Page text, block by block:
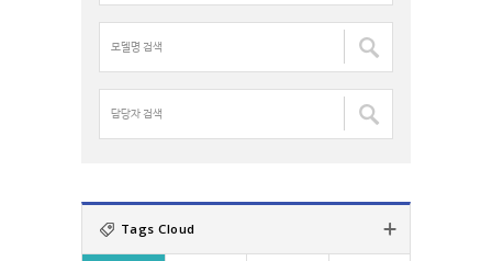
명
색
:
델
명
:자
:
Tags Cloud